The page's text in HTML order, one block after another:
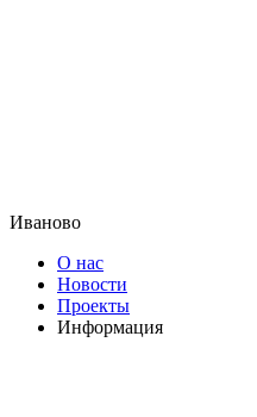
Иваново
О нас
Новости
Проекты
Информация